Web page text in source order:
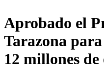
Aprobado el
Tarazona
12 millones de